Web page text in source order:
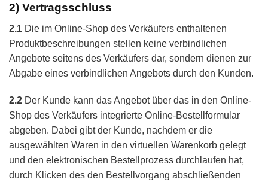
2) Vertragsschluss
2.1 Die im Online-Shop des Verkäufers enthaltenen
Produktbeschreibungen stellen keine verbindlichen
Angebote seitens des Verkäufers dar, sondern dienen zur
Abgabe eines verbindlichen Angebots durch den Kunden.
2.2 Der Kunde kann das Angebot über das in den Online-
Shop des Verkäufers integrierte Online-Bestellformular
abgeben. Dabei gibt der Kunde, nachdem er die
ausgewählten Waren in den virtuellen Warenkorb gelegt
und den elektronischen Bestellprozess durchlaufen hat,
durch Klicken des den Bestellvorgang abschließenden